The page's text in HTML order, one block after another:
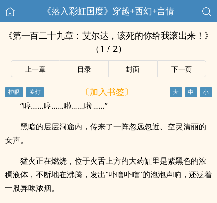
《落入彩虹国度》穿越+西幻+言情
《第一百二十九章：艾尔达，该死的你给我滚出来！》
（1 / 2）
上一章 目录 封面 下一页
〔加入书签〕
“哼……哼……啦……啦……”
黑暗的层层洞窟内，传来了一阵忽远忽近、空灵清丽的
女声。
猛火正在燃烧，位于火舌上方的大药缸里是紫黑色的浓
稠液体，不断地在沸腾，发出“卟噜卟噜”的泡泡声响，还泛着
一股异味浓烟。